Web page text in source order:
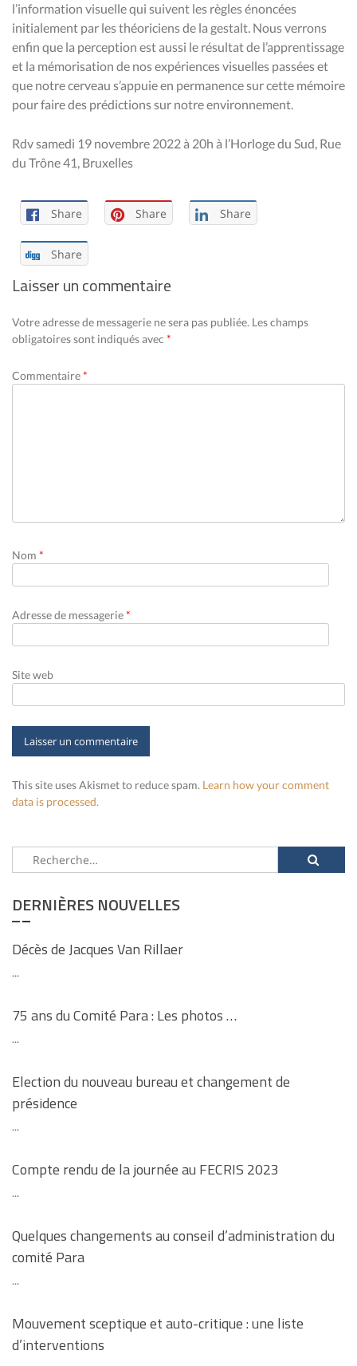
l’information visuelle qui suivent les règles énoncées
initialement par les théoriciens de la gestalt. Nous verrons
enfin que la perception est aussi le résultat de l’apprentissage
et la mémorisation de nos expériences visuelles passées et
que notre cerveau s’appuie en permanence sur cette mémoire
pour faire des prédictions sur notre environnement.
Rdv samedi 19 novembre 2022 à 20h à l’Horloge du Sud, Rue
du Trône 41, Bruxelles
Share Share Share
Share
Laisser un commentaire
Votre adresse de messagerie ne sera pas publiée. Les champs
obligatoires sont indiqués avec *
Commentaire*
Nom *
Adresse de messagerie*
Site web
This site uses Akismet to reduce spam. Learn how your comment
data is processed.
Rechercher :
DERNIÈRES NOUVELLES
Décès de Jacques Van Rillaer
...
75 ans du Comité Para : Les photos …
...
Election du nouveau bureau et changement de
présidence
...
Compte rendu de la journée au FECRIS 2023
...
Quelques changements au conseil d’administration du
comité Para
...
Mouvement sceptique et auto-critique : une liste
d’interventions